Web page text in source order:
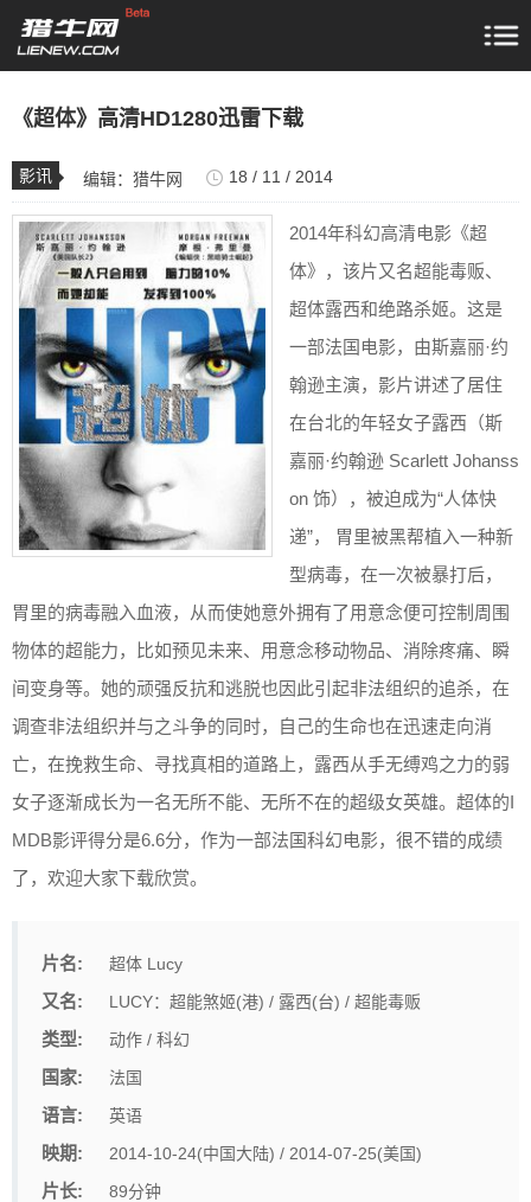
《超体》高清HD1280迅雷下载
影讯 编辑： 猎牛网 18 / 11 / 2014
2014年科幻高清电影《超
体》，该片又名超能毒贩、
超体露西和绝路杀姬。这是
一部法国电影，由斯嘉丽·约
翰逊主演，影片讲述了居住
在台北的年轻女子露西（斯
嘉丽·约翰逊 Scarlett Johanss
on 饰），被迫成为“人体快
递”， 胃里被黑帮植入一种新
型病毒，在一次被暴打后，
胃里的病毒融入血液，从而使她意外拥有了用意念便可控制周围
物体的超能力，比如预见未来、用意念移动物品、消除疼痛、瞬
间变身等。她的顽强反抗和逃脱也因此引起非法组织的追杀，在
调查非法组织并与之斗争的同时，自己的生命也在迅速走向消
亡，在挽救生命、寻找真相的道路上，露西从手无缚鸡之力的弱
女子逐渐成长为一名无所不能、无所不在的超级女英雄。超体的I
MDB影评得分是6.6分，作为一部法国科幻电影，很不错的成绩
了，欢迎大家下载欣赏。
片名: 超体 Lucy
又名: LUCY：超能煞姬(港) / 露西(台) / 超能毒贩
类型: 动作 / 科幻
国家: 法国
语言: 英语
映期: 2014-10-24(中国大陆) / 2014-07-25(美国)
片长: 89分钟